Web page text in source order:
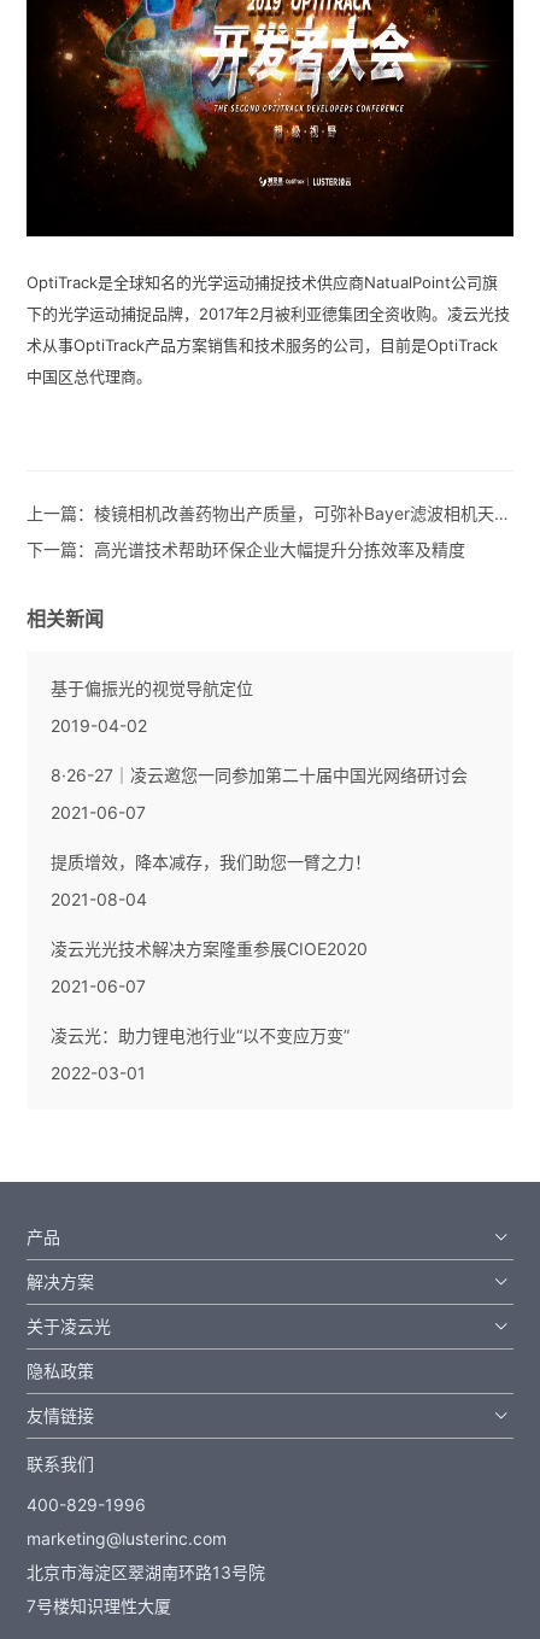
OptiTrack是全球知名的光学运动捕捉技术供应商NatualPoint公司旗
下的光学运动捕捉品牌，2017年2月被利亚德集团全资收购。凌云光技
术从事OptiTrack产品方案销售和技术服务的公司，目前是OptiTrack
中国区总代理商。
上一篇：棱镜相机改善药物出产质量，可弥补Bayer滤波相机天然不足
下一篇：高光谱技术帮助环保企业大幅提升分拣效率及精度
相关新闻
基于偏振光的视觉导航定位
2019-04-02
8·26-27｜凌云邀您一同参加第二十届中国光网络研讨会
2021-06-07
提质增效，降本减存，我们助您一臂之力！
2021-08-04
凌云光光技术解决方案隆重参展CIOE2020
2021-06-07
凌云光：助力锂电池行业“以不变应万变”
2022-03-01
产品
解决方案
关于凌云光
隐私政策
友情链接
联系我们
400-829-1996
marketing@lusterinc.com
北京市海淀区翠湖南环路13号院
7号楼知识理性大厦